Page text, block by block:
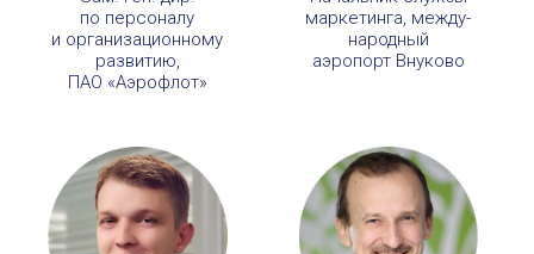
по персоналу
и организационному
развитию,
ПАО «Аэрофлот»
маркетинга, между­
народный
аэропорт Внуково